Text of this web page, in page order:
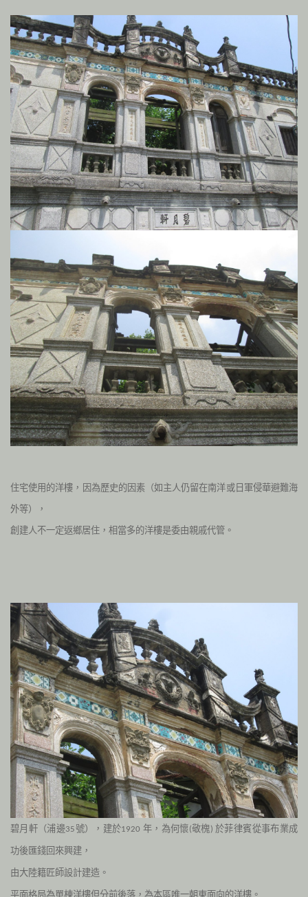
住宅使用的洋樓，因為歷史的因素（如主人仍留在南洋或日軍侵華避難海
外等），
創建人不一定返鄉居住，相當多的洋樓是委由親戚代管。
碧月軒（浦邊35號），建於1920 年，為何懷(敬槐) 於菲律賓從事布業成
功後匯錢回來興建，
由大陸籍匠師設計建造。
平面格局為單棟洋樓但分前後落，為本區唯一朝東面向的洋樓。